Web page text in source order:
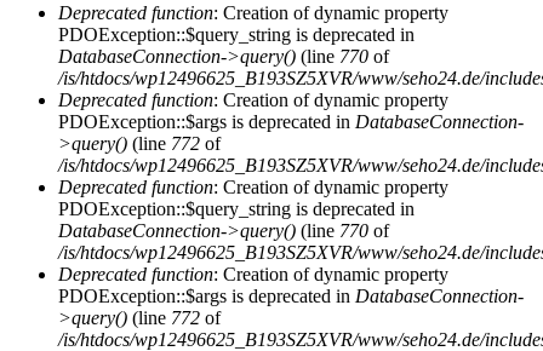
Deprecated function: Creation of dynamic property
PDOException::$query_string is deprecated in
DatabaseConnection->query() (line 770 of
/is/htdocs/wp12496625_B193SZ5XVR/www/seho24.de/
Deprecated function: Creation of dynamic property
PDOException::$args is deprecated in DatabaseConnection-
>query() (line 772 of
/is/htdocs/wp12496625_B193SZ5XVR/www/seho24.de/
Deprecated function: Creation of dynamic property
PDOException::$query_string is deprecated in
DatabaseConnection->query() (line 770 of
/is/htdocs/wp12496625_B193SZ5XVR/www/seho24.de/
Deprecated function: Creation of dynamic property
PDOException::$args is deprecated in DatabaseConnection-
>query() (line 772 of
/is/htdocs/wp12496625_B193SZ5XVR/www/seho24.de/